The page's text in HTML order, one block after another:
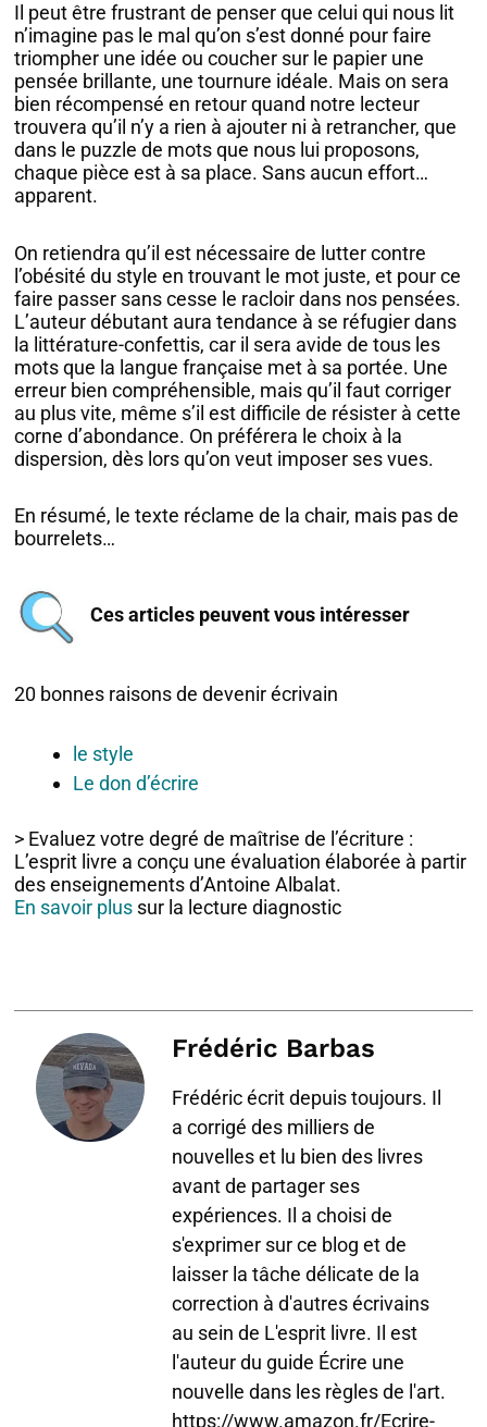
Il peut être frustrant de penser que celui qui nous lit
n’imagine pas le mal qu’on s’est donné pour faire
triompher une idée ou coucher sur le papier une
pensée brillante, une tournure idéale. Mais on sera
bien récompensé en retour quand notre lecteur
trouvera qu’il n’y a rien à ajouter ni à retrancher, que
dans le puzzle de mots que nous lui proposons,
chaque pièce est à sa place. Sans aucun effort…
apparent.
On retiendra qu’il est nécessaire de lutter contre
l’obésité du style en trouvant le mot juste, et pour ce
faire passer sans cesse le racloir dans nos pensées.
L’auteur débutant aura tendance à se réfugier dans
la littérature-confettis, car il sera avide de tous les
mots que la langue française met à sa portée. Une
erreur bien compréhensible, mais qu’il faut corriger
au plus vite, même s’il est difficile de résister à cette
corne d’abondance. On préférera le choix à la
dispersion, dès lors qu’on veut imposer ses vues.
En résumé, le texte réclame de la chair, mais pas de
bourrelets…
Ces articles peuvent vous intéresser
20 bonnes raisons de devenir écrivain
le style
Le don d’écrire
> Evaluez votre degré de maîtrise de l’écriture :
L’esprit livre a conçu une évaluation élaborée à partir
des enseignements d’Antoine Albalat.
En savoir plus sur la lecture diagnostic
Frédéric Barbas
Frédéric écrit depuis toujours. Il
a corrigé des milliers de
nouvelles et lu bien des livres
avant de partager ses
expériences. Il a choisi de
s'exprimer sur ce blog et de
laisser la tâche délicate de la
correction à d'autres écrivains
au sein de L'esprit livre. Il est
l'auteur du guide Écrire une
nouvelle dans les règles de l'art.
https://www.amazon.fr/Ecrire-